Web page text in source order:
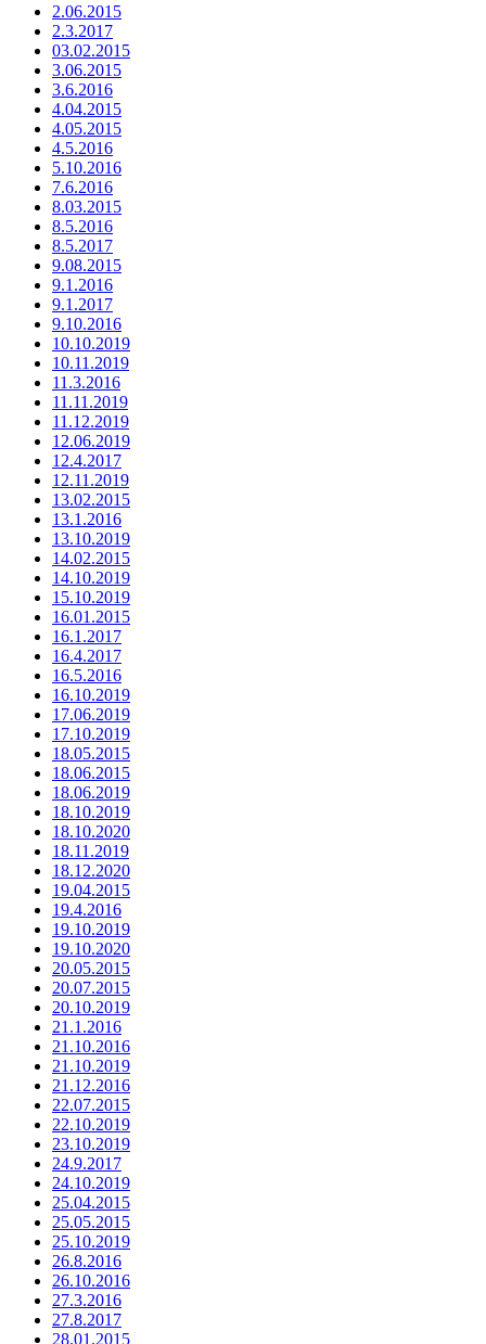
2.06.2015
2.3.2017
03.02.2015
3.06.2015
3.6.2016
4.04.2015
4.05.2015
4.5.2016
5.10.2016
7.6.2016
8.03.2015
8.5.2016
8.5.2017
9.08.2015
9.1.2016
9.1.2017
9.10.2016
10.10.2019
10.11.2019
11.3.2016
11.11.2019
11.12.2019
12.06.2019
12.4.2017
12.11.2019
13.02.2015
13.1.2016
13.10.2019
14.02.2015
14.10.2019
15.10.2019
16.01.2015
16.1.2017
16.4.2017
16.5.2016
16.10.2019
17.06.2019
17.10.2019
18.05.2015
18.06.2015
18.06.2019
18.10.2019
18.10.2020
18.11.2019
18.12.2020
19.04.2015
19.4.2016
19.10.2019
19.10.2020
20.05.2015
20.07.2015
20.10.2019
21.1.2016
21.10.2016
21.10.2019
21.12.2016
22.07.2015
22.10.2019
23.10.2019
24.9.2017
24.10.2019
25.04.2015
25.05.2015
25.10.2019
26.8.2016
26.10.2016
27.3.2016
27.8.2017
28.01.2015